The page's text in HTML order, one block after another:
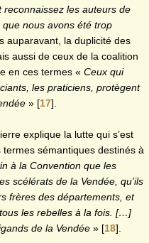
les auteurs de
nous avons été trop
auparavant, la duplicité des
aussi de ceux de la coalition
en ces termes « Ceux qui
les praticiens, protègent
» [17]
explique la lutte qui s’est
sémantiques destinés à
à la Convention que les
scélérats de la Vendée, qu’ils
frères des départements, et
les rebelles à la fois. […]
de la Vendée » [18]